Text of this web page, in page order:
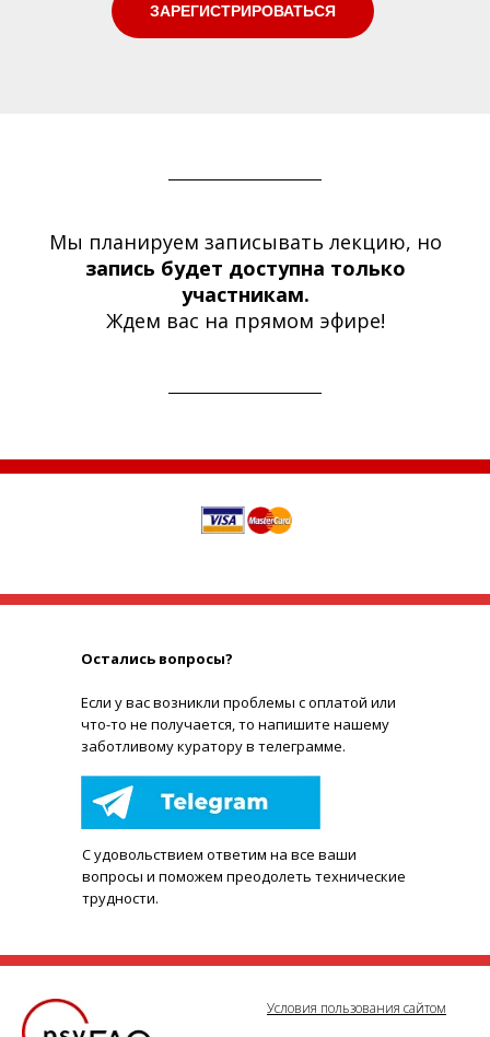
ЗАРЕГИСТРИРОВАТЬСЯ
Мы планируем записывать лекцию, но
запись будет доступна только
участникам.
Ждем вас на прямом эфире!
Остались вопросы?
Если у вас возникли проблемы с оплатой или
что-то не получается, то напишите нашему
заботливому куратору в телеграмме.
С удовольствием ответим на все ваши
вопросы и поможем преодолеть технические
трудности.
Условия пользования сайтом